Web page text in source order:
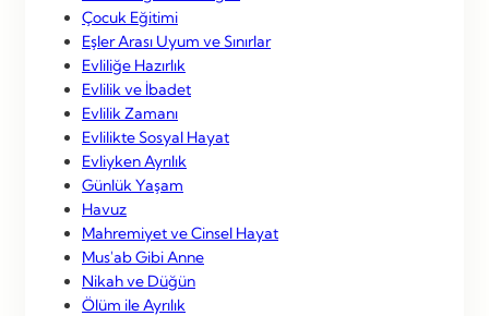
Çocuk Eğitimi
Eşler Arası Uyum ve Sınırlar
Evliliğe Hazırlık
Evlilik ve İbadet
Evlilik Zamanı
Evlilikte Sosyal Hayat
Evliyken Ayrılık
Günlük Yaşam
Havuz
Mahremiyet ve Cinsel Hayat
Mus'ab Gibi Anne
Nikah ve Düğün
Ölüm ile Ayrılık